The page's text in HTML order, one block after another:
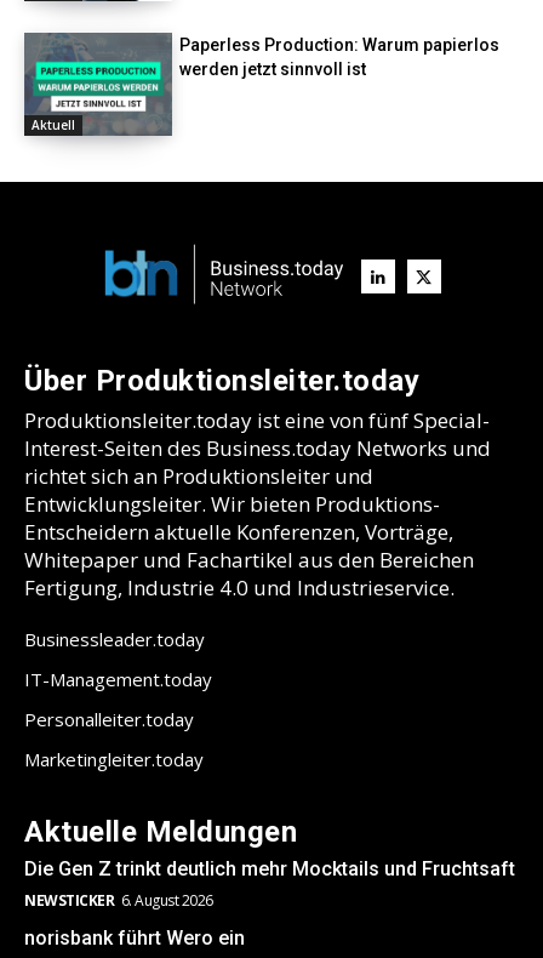
Aktuell
Paperless Production: Warum papierlos
werden jetzt sinnvoll ist
Über Produktionsleiter.today
Produktionsleiter.today ist eine von fünf Special-
Interest-Seiten des Business.today Networks und
richtet sich an Produktionsleiter und
Entwicklungsleiter. Wir bieten Produktions-
Entscheidern aktuelle Konferenzen, Vorträge,
Whitepaper und Fachartikel aus den Bereichen
Fertigung, Industrie 4.0 und Industrieservice.
Businessleader.today
IT-Management.today
Personalleiter.today
Marketingleiter.today
Aktuelle Meldungen
Die Gen Z trinkt deutlich mehr Mocktails und Fruchtsaft
NEWSTICKER 6. August 2026
norisbank führt Wero ein